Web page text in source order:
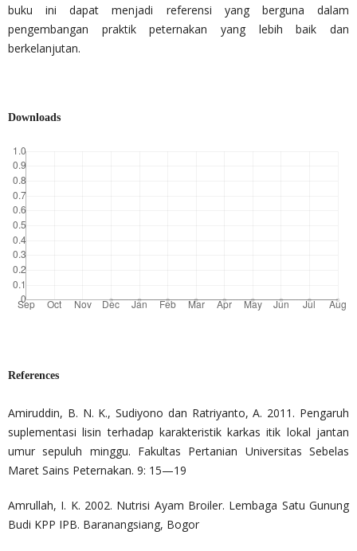
buku ini dapat menjadi referensi yang berguna dalam
pengembangan praktik peternakan yang lebih baik dan
berkelanjutan.
Downloads
References
Amiruddin, B. N. K., Sudiyono dan Ratriyanto, A. 2011. Pengaruh
suplementasi lisin terhadap karakteristik karkas itik lokal jantan
umur sepuluh minggu. Fakultas Pertanian Universitas Sebelas
Maret Sains Peternakan. 9: 15—19
Amrullah, I. K. 2002. Nutrisi Ayam Broiler. Lembaga Satu Gunung
Budi KPP IPB. Baranangsiang, Bogor